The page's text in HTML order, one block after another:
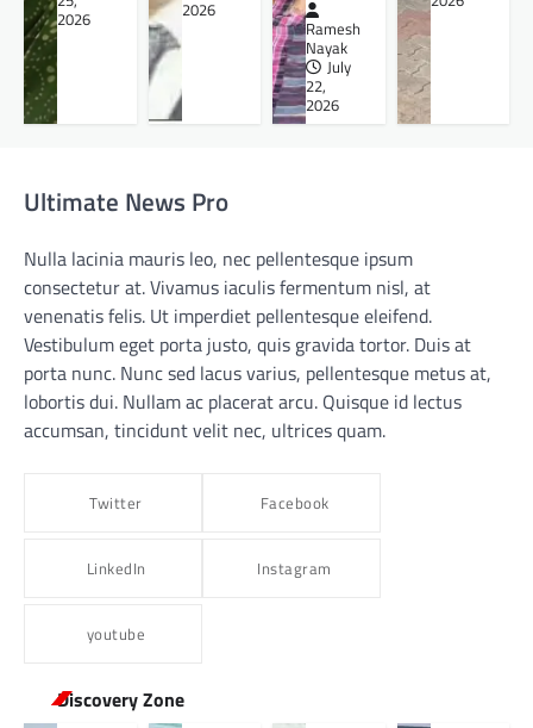
2026
2026
Ramesh
Nayak
July
22,
2026
Ultimate News Pro
Nulla lacinia mauris leo, nec pellentesque ipsum
consectetur at. Vivamus iaculis fermentum nisl, at
venenatis felis. Ut imperdiet pellentesque eleifend.
Vestibulum eget porta justo, quis gravida tortor. Duis at
porta nunc. Nunc sed lacus varius, pellentesque metus at,
lobortis dui. Nullam ac placerat arcu. Quisque id lectus
accumsan, tincidunt velit nec, ultrices quam.
Twitter Facebook
LinkedIn Instagram
youtube
Discovery Zone